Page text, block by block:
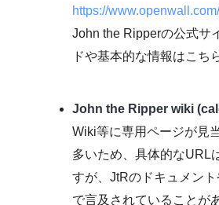
https://
John the Ripperの公式サ
ドや基本的な情報はこち
John the Ripper wiki
Wiki等に専用ページが見
多いため、具体的なURL
すが、JtRのドキュメン
で言及されていることが